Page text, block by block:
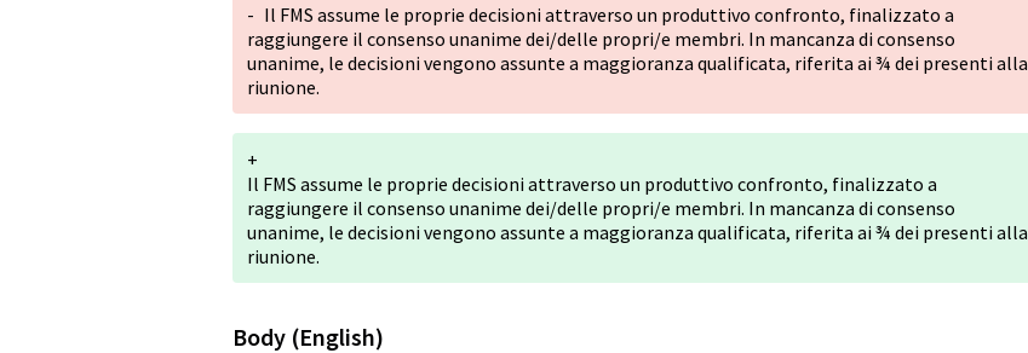
- Il FMS assume le proprie decisioni attraverso un produttivo confronto, finalizzato a
raggiungere il consenso unanime dei/delle propri/e membri. In mancanza di consenso
unanime, le decisioni vengono assunte a maggioranza qualificata, riferita ai ¾ dei presenti alla
riunione.
+
Il FMS assume le proprie decisioni attraverso un produttivo confronto, finalizzato a
raggiungere il consenso unanime dei/delle propri/e membri. In mancanza di consenso
unanime, le decisioni vengono assunte a maggioranza qualificata, riferita ai ¾ dei presenti alla
riunione.
Body (English)